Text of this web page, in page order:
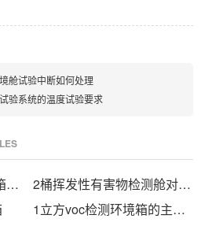
舱试验中断如何处理
验系统的温度试验要求
2桶60L有害物检测气候箱的试验步骤
2桶挥发性有害物检测舱对塑胶跑道voc释放量的研究
1立方voc检测环境箱的主要测试步骤